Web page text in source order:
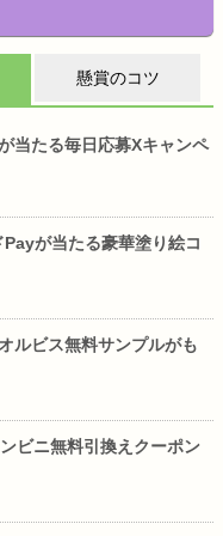
懸賞のコツ
当たる毎日応募Xキャンペ
が当たる豪華塗り絵コ
ルビス無料サンプルがも
ビニ無料引換えクーポン